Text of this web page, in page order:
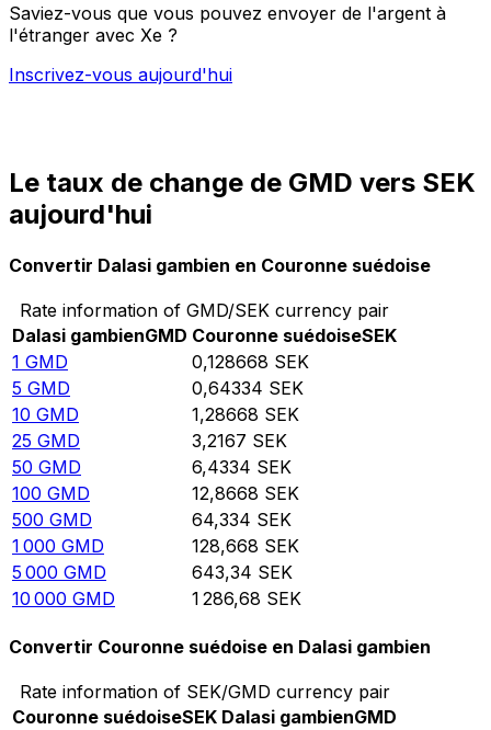
Saviez-vous que vous pouvez envoyer de l'argent à
l'étranger avec Xe ?
Inscrivez-vous aujourd'hui
Le taux de change de GMD vers SEK
aujourd'hui
Convertir Dalasi gambien en Couronne suédoise
Rate information of GMD/SEK currency pair
Dalasi gambienGMD Couronne suédoiseSEK
1 GMD 0,128668 SEK
5 GMD 0,64334 SEK
10 GMD 1,28668 SEK
25 GMD 3,2167 SEK
50 GMD 6,4334 SEK
100 GMD 12,8668 SEK
500 GMD 64,334 SEK
1 000 GMD 128,668 SEK
5 000 GMD 643,34 SEK
10 000 GMD 1 286,68 SEK
Convertir Couronne suédoise en Dalasi gambien
Rate information of SEK/GMD currency pair
Couronne suédoiseSEK Dalasi gambienGMD